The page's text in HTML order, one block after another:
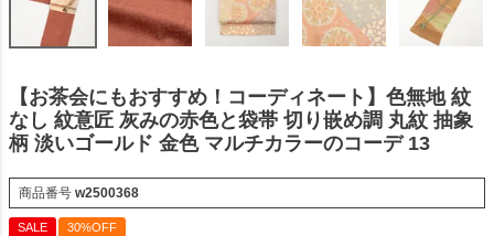
【お茶会にもおすすめ！コーディネート】色無地 紋
なし 紋意匠 灰みの赤色と袋帯 切り嵌め調 丸紋 抽象
柄 淡いゴールド 金色 マルチカラーのコーデ 13
商品番号 w2500368
SALE 30%OFF